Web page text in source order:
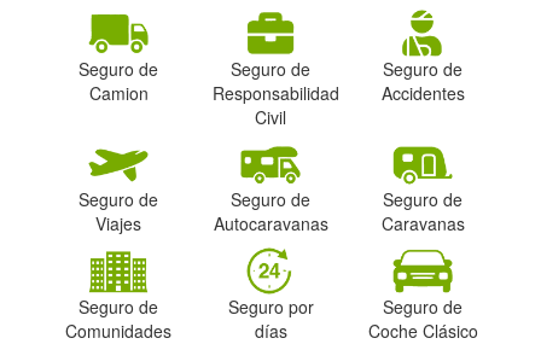
Seguro de
Camion
Seguro de
Responsabilidad
Civil
Seguro de
Accidentes
Seguro de
Viajes
Seguro de
Autocaravanas
Seguro de
Caravanas
Seguro de
Comunidades
Seguro por
días
Seguro de
Coche Clásico